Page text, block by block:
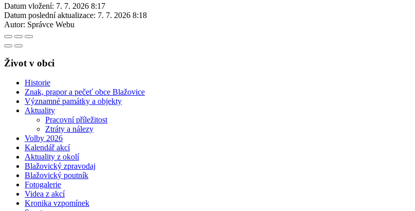
Datum vložení: 7. 7. 2026 8:17
Datum poslední aktualizace: 7. 7. 2026 8:18
Autor: Správce Webu
Život v obci
Historie
Znak, prapor a pečeť obce Blažovice
Významné památky a objekty
Aktuality
Pracovní příležitost
Ztráty a nálezy
Volby 2026
Kalendář akcí
Aktuality z okolí
Blažovický zpravodaj
Blažovický poutník
Fotogalerie
Videa z akcí
Kronika vzpomínek